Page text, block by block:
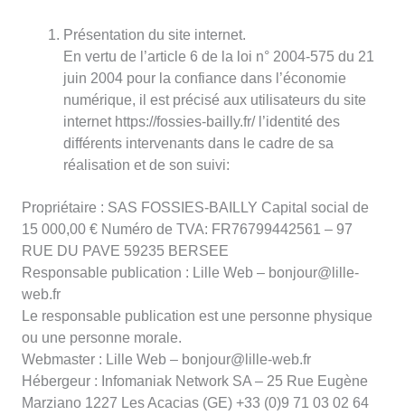
Présentation du site internet.
En vertu de l’article 6 de la loi n° 2004-575 du 21
juin 2004 pour la confiance dans l’économie
numérique, il est précisé aux utilisateurs du site
internet https://fossies-bailly.fr/ l’identité des
différents intervenants dans le cadre de sa
réalisation et de son suivi:
Propriétaire : SAS FOSSIES-BAILLY Capital social de
15 000,00 € Numéro de TVA: FR76799442561 – 97
RUE DU PAVE 59235 BERSEE
Responsable publication : Lille Web – bonjour@lille-
web.fr
Le responsable publication est une personne physique
ou une personne morale.
Webmaster : Lille Web – bonjour@lille-web.fr
Hébergeur : Infomaniak Network SA – 25 Rue Eugène
Marziano 1227 Les Acacias (GE) +33 (0)9 71 03 02 64